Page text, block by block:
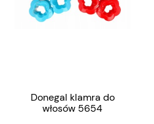
Donegal klamra do
włosów 5654